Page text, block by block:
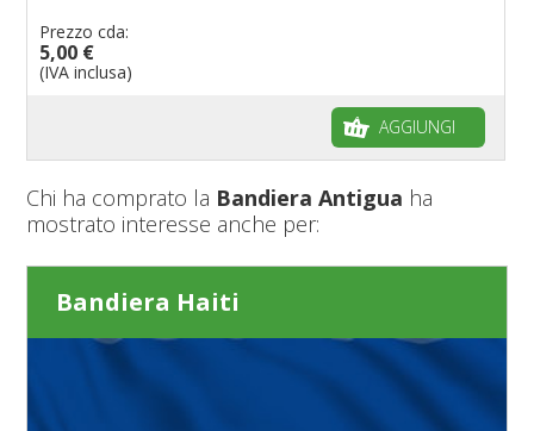
Prezzo cda:
5,00 €
(IVA inclusa)
AGGIUNGI
Chi ha comprato la Bandiera Antigua ha
mostrato interesse anche per:
Bandiera Haiti